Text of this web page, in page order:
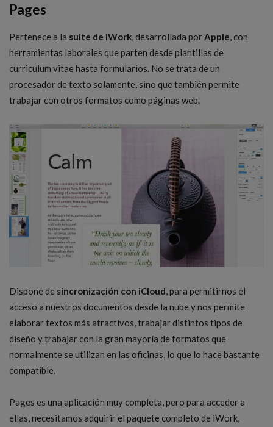
Pages
Pertenece a la suite de iWork, desarrollada porApple, con
herramientas laborales que parten desde plantillas de
curriculum vitae hasta formularios. No se trata de un
procesador de texto solamente, sino que también permite
trabajar con otros formatos como páginas web.
Dispone de sincronización con iCloud, para permitirnos el
acceso a nuestros documentos desde la nube y nos permite
elaborar textos más atractivos, trabajar distintos tipos de
diseño y trabajar con la gran mayoría de formatos que
normalmente se utilizan en las oficinas, lo que lo hace bastante
compatible.
Pages es una aplicación muy completa, pero para acceder a
ellas, necesitamos adquirir el paquete completo de iWork,